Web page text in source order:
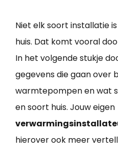
Niet elk soort installatie
huis. Dat komt vooral
In het volgende stukje
gegevens die gaan over
warmtepompen en wat
en soort huis. Jouw eigen
hierover ook meer